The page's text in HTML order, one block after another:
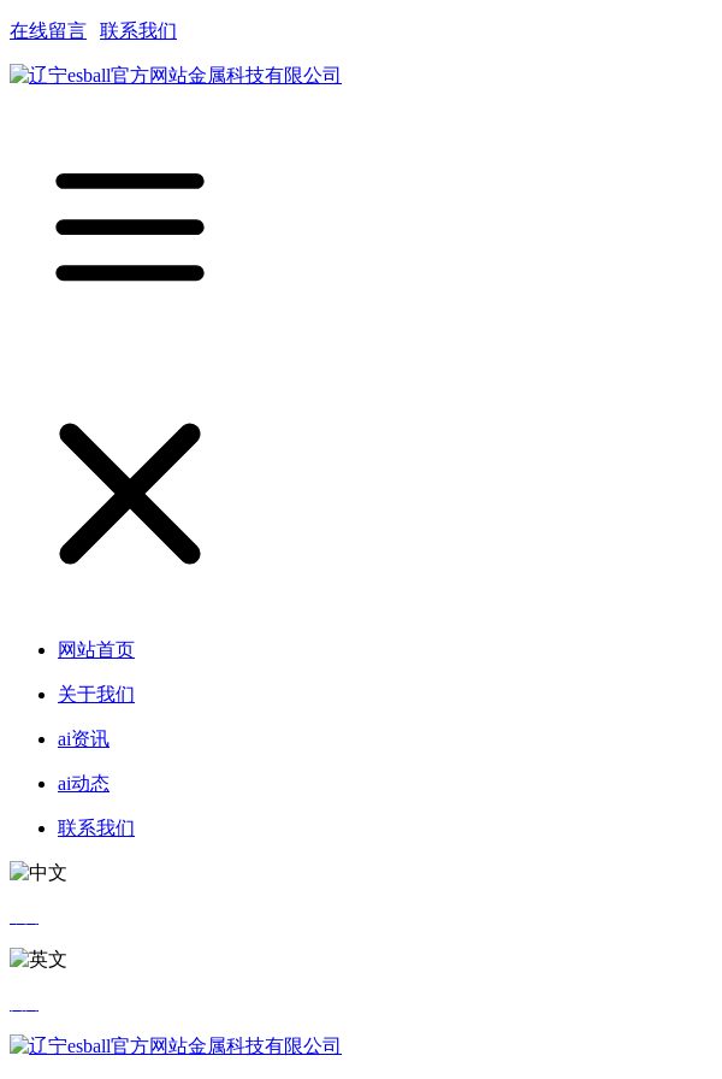
在线留言 联系我们
网站首页
关于我们
ai资讯
ai动态
联系我们